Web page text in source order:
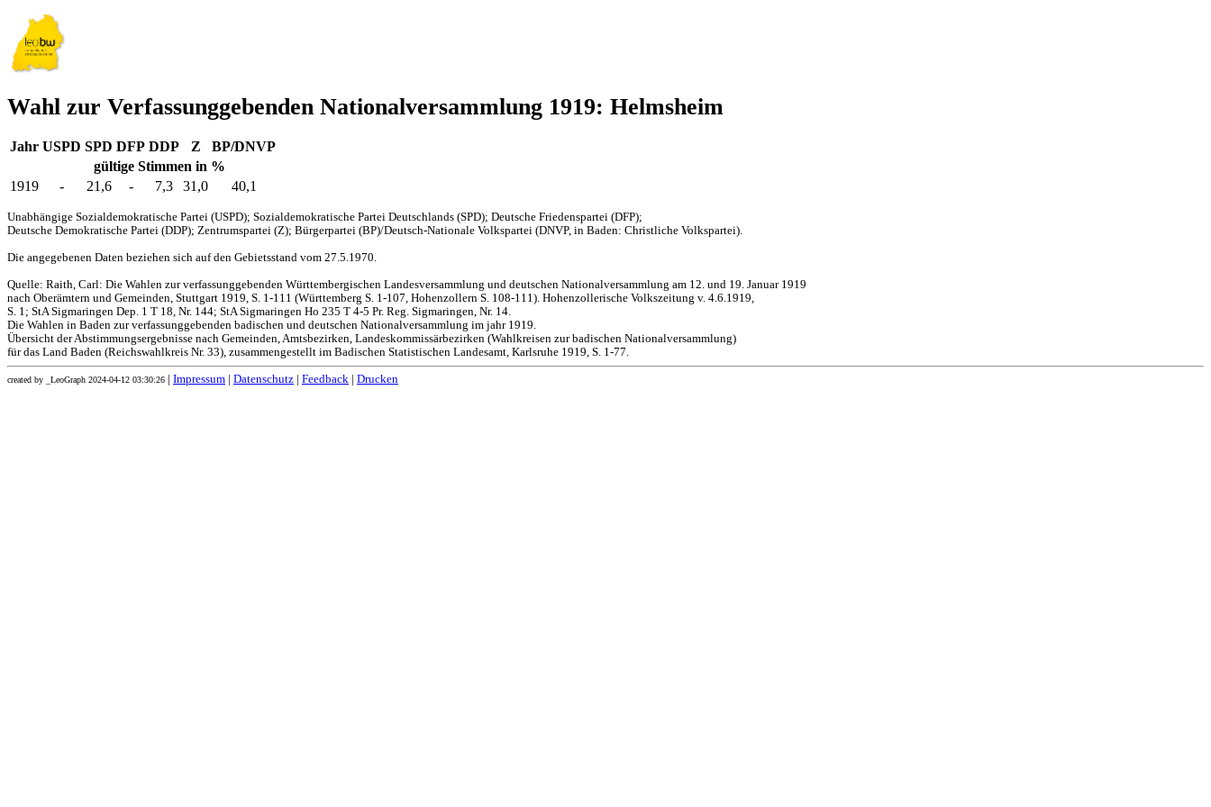
Wahl zur Verfassunggebenden Nationalversammlung 1919: Helmsheim
Jahr USPD SPD DFP DDP Z
BP/DNVP
gültige Stimmen in %
1919
- 21,6 - 7,3 31,0 40,1
Unabhängige Sozialdemokratische Partei (USPD); Sozialdemokratische Partei Deutschlands (SPD); Deutsche Friedenspartei (DFP);
Deutsche Demokratische Partei (DDP); Zentrumspartei (Z); Bürgerpartei (BP)/Deutsch-Nationale Volkspartei (DNVP, in Baden: Christliche Volkspartei).
Die angegebenen Daten beziehen sich auf den Gebietsstand vom 27.5.1970.
Quelle: Raith, Carl: Die Wahlen zur verfassunggebenden Württembergischen Landesversammlung und deutschen Nationalversammlung am 12. und 19. Januar 1919
nach Oberämtern und Gemeinden, Stuttgart 1919, S. 1-111 (Württemberg S. 1-107, Hohenzollern S. 108-111). Hohenzollerische Volkszeitung v. 4.6.1919,
S. 1; StA Sigmaringen Dep. 1 T 18, Nr. 144; StA Sigmaringen Ho 235 T 4-5 Pr. Reg. Sigmaringen, Nr. 14.
Die Wahlen in Baden zur verfassunggebenden badischen und deutschen Nationalversammlung im jahr 1919.
Übersicht der Abstimmungsergebnisse nach Gemeinden, Amtsbezirken, Landeskommissärbezirken (Wahlkreisen zur badischen Nationalversammlung)
für das Land Baden (Reichswahlkreis Nr. 33), zusammengestellt im Badischen Statistischen Landesamt, Karlsruhe 1919, S. 1-77.
created by _LeoGraph 2024-04-12 03:30:26 Impressum Datenschutz Feedback Drucken